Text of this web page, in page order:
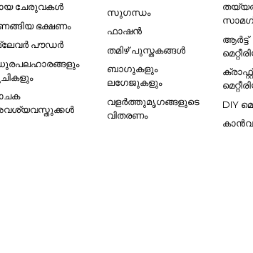
ചേരുവകൾ
ഭക്ഷണം
പൗഡർ
സുഗന്ധം
ഫാഷൻ
തമിഴ് പുസ്തകങ്ങൾ
ബാഗുകളും
ലഗേജുകളും
വളർത്തുമൃഗങ്ങളുടെ
വിതരണം
ആർട്ട്
ക്രാഫ്റ്റ്
DIY